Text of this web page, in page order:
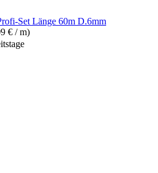
Set Länge 60m D.6mm
€ / m)